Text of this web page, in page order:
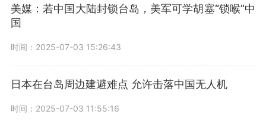
美媒：若中国大陆封锁台岛，美军可学胡塞“锁喉”中
国
时间：2025-07-03 15:26:43
日本在台岛周边建避难点 允许击落中国无人机
时间：2025-07-03 11:55:16